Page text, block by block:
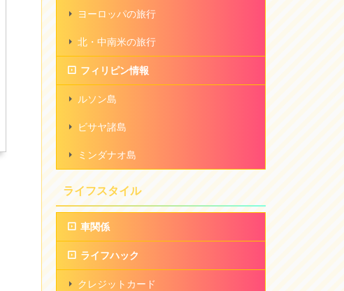
ヨーロッパの旅行
北・中南米の旅行
フィリピン情報
ルソン島
ビサヤ諸島
ミンダナオ島
ライフスタイル
車関係
ライフハック
クレジットカード